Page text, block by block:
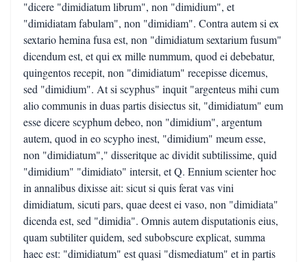
"dicere "dimidiatum librum", non "dimidium", et
"dimidiatam fabulam", non "dimidiam". Contra autem si ex
sextario hemina fusa est, non "dimidiatum sextarium fusum"
dicendum est, et qui ex mille nummum, quod ei debebatur,
quingentos recepit, non "dimidiatum" recepisse dicemus,
sed "dimidium". At si scyphus" inquit "argenteus mihi cum
alio communis in duas partis disiectus sit, "dimidiatum" eum
esse dicere scyphum debeo, non "dimidium", argentum
autem, quod in eo scypho inest, "dimidium" meum esse,
non "dimidiatum"," disseritque ac dividit subtilissime, quid
"dimidium" "dimidiato" intersit, et Q. Ennium scienter hoc
in annalibus dixisse ait: sicut si quis ferat vas vini
dimidiatum, sicuti pars, quae deest ei vaso, non "dimidiata"
dicenda est, sed "dimidia". Omnis autem disputationis eius,
quam subtiliter quidem, sed subobscure explicat, summa
haec est: "dimidiatum" est quasi "dismediatum" et in partis